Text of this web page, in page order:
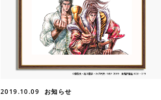
2019.10.09 お知らせ